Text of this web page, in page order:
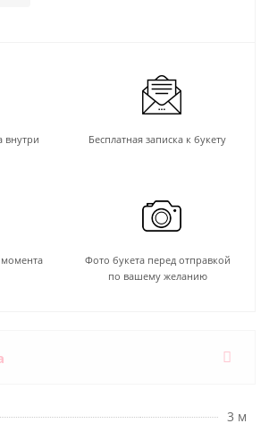
внутри
Бесплатная записка к букету
момента
Фото букета перед отправкой
по вашему желанию
3 м